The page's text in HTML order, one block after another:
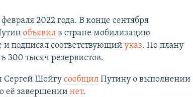
2022 года. В конце сентября
объявилв стране мобилизацию
подписал соответствующий указ. По плану
300 тысяч резервистов.
Сергей Шойгу сообщилПутину о выполнении
её завершении нет.